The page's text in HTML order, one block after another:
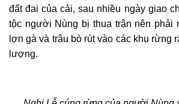
đất đai của cải, sau nhiều ngày giao
tộc người Nùng bị thua trận nên phải
lợn gà và trâu bò rút vào các khu rừng
lượng.